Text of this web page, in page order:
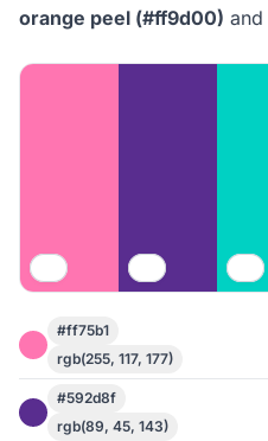
orange peel (#ff9d00) and
#ff75b1
rgb(255, 117, 177)
#592d8f
rgb(89, 45, 143)